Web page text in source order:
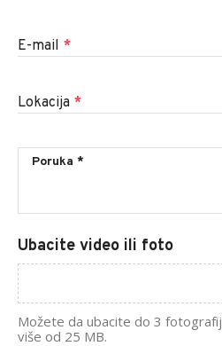
E-mail *
Lokacija *
Ubacite video ili foto
Možete da ubacite do 3
više od 25 MB.